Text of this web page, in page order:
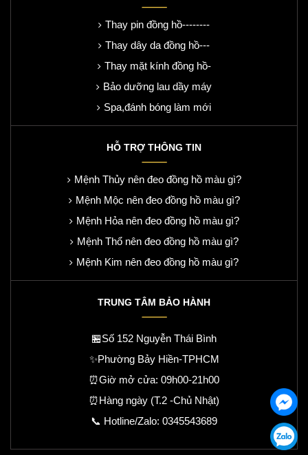
Thay pin đồng hồ--------
Thay dây da đồng hồ---
Thay mặt kính đồng hồ-
Bảo dưỡng lau dầy máy
Spa,đánh bóng làm mới
HỖ TRỢ THÔNG TIN
Mệnh Thủy nên đeo đồng hồ màu gì?
Mệnh Mộc nên đeo đồng hồ màu gì?
Mệnh Hỏa nên đeo đồng hồ màu gì?
Mệnh Thổ nên đeo đồng hồ màu gì?
Mệnh Kim nên đeo đồng hồ màu gì?
TRUNG TÂM BẢO HÀNH
🏪Số 152 Nguyễn Thái Bình
✨Phường Bảy Hiền-TPHCM
⏰Giờ mở cửa: 09h00-21h00
⏰Hàng ngày (T.2 -Chủ Nhật)
📞 Hotline/Zalo: 0345543689